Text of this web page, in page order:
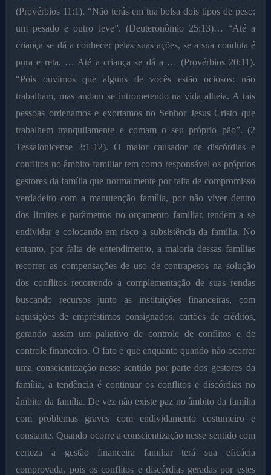
(Provérbios 11:1). “Não terás em tua bolsa dois tipos de peso:
um pesado e outro leve”. (Deuteronômio 25:13)… “Até a
criança se dá a conhecer pelas suas ações, se a sua conduta é
pura e reta. … Até a criança se dá a … (Provérbios 20:11).
“Pois ouvimos que alguns de vocês estão ociosos: não
trabalham, mas andam se intrometendo na vida alheia. A tais
pessoas ordenamos e exortamos no Senhor Jesus Cristo que
trabalhem tranquilamente e comam o seu próprio pão”. (2
Tessalonicense 3:1-12). O maior causador de discórdias e
conflitos no âmbito familiar tem como responsável os próprios
gestores da família que normalmente por falta de compromisso
verdadeiro com a manutenção família, por não viver dentro
dos limites e parâmetros no orçamento familiar, tendem a se
endividar e colocando em risco a subsistência da família. No
entanto, por falta de entendimento, a maioria dessas famílias
recorrer as compensações de uso de contrapesos na solução
dos conflitos recorrendo a complementação de suas rendas
buscando recursos junto as instituições financeiras, com
aquisições de empréstimos consignados, cartões de créditos,
gerando assim um paliativo de controle de conflitos e de
controle financeiro. O fato é que enquanto quando não ocorrer
uma conscientização nesse sentido por parte dos gestores da
família, a tendência é continuar os conflitos e discórdias no
âmbito da família. De vez não existe paz no âmbito da família
com problemas graves com endividamento costumeiro e
constante. Quando ocorre a conscientização nesse sentido com
certeza a gestão financeira familiar terá sua eficácia
comprovada, pois os conflitos e discórdias geradas por estes